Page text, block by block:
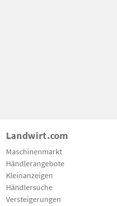
Landwirt.com
Maschinenmarkt
Händlerangebote
Kleinanzeigen
Händlersuche
Versteigerungen